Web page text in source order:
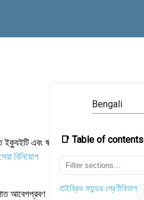
Bengali
📑 Table of contents
হাইব্রিড ফান্ডের শ্রেণীবিভাগ
ইক্যুইটি এবং ঋণ
বিনিয়োগ
আবেগপ্রবণ